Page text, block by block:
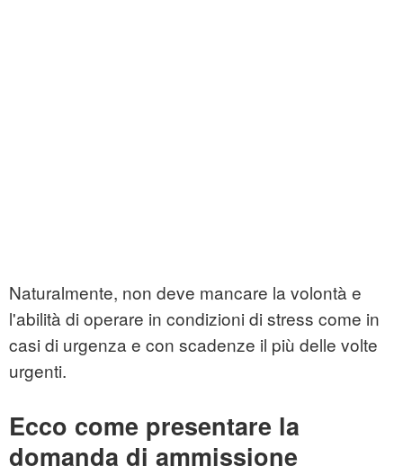
Naturalmente, non deve mancare la volontà e
l'abilità di operare in condizioni di stress come in
casi di urgenza e con scadenze il più delle volte
urgenti.
Ecco come presentare la
domanda di ammissione